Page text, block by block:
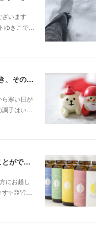
います
ゆきこで…
ココロとカラダの不調が続くとき、そのままにして諦めないで！
寒い日が
子はい…
営業再開後無事に1月を終えることができました✨
にお越し
✨😊皆…